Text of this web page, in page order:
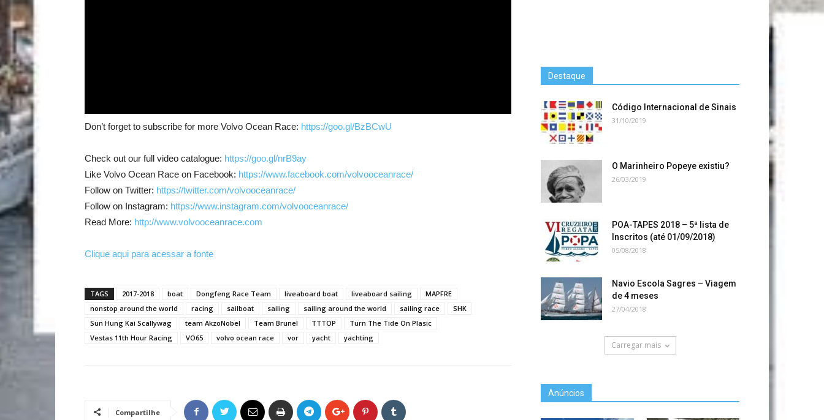
Don’t forget to subscribe for more Volvo Ocean Race: https://goo.gl/BzBCwU
Check out our full video catalogue: https://goo.gl/nrB9ay
Like Volvo Ocean Race on Facebook: https://www.facebook.com/volvooceanrace/
Follow on Twitter: https://twitter.com/volvooceanrace/
Follow on Instagram: https://www.instagram.com/volvooceanrace/
Read More: http://www.volvooceanrace.com
Clique aqui para acessar a fonte
TAGS 2017-2018 boat Dongfeng Race Team liveaboard boat liveaboard sailing
MAPFRE
nonstop around the world
racing sailboat sailing sailing around the world sailing race
SHK
Sun Hung Kai Scallywag
team AkzoNobel Team Brunel TTTOP
Turn The Tide On Plasic
Vestas 11th Hour Racing
VO65 volvo ocean race vor yacht yachting
Compartilhe
Destaque
Código Internacional de Sinais
31/10/2019
O Marinheiro Popeye existiu?
26/03/2019
POA-TAPES 2018 – 5ª lista de
Inscritos (até 01/09/2018)
05/08/2018
Navio Escola Sagres – Viagem
de 4 meses
27/04/2018
Carregar mais
Anúncios